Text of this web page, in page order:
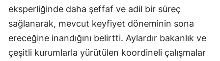
Niğde
Ordu
Rize
eksperliğinde daha şeffaf ve adil bir süreç
sağlanarak, mevcut keyfiyet döneminin sona
ereceğine inandığını belirtti. Aylardır bakanlık ve
çeşitli kurumlarla yürütülen koordineli çalışmalar